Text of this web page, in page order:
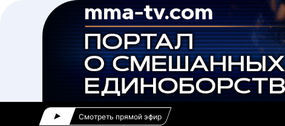
Смотреть прямой эфир